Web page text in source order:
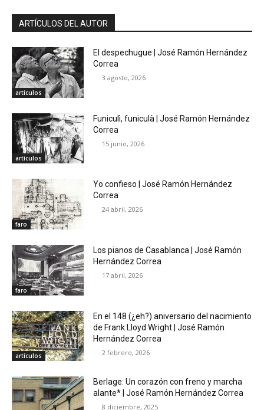
ARTÍCULOS DEL AUTOR
artículos
El despechugue | José Ramón Hernández
Correa
3 agosto, 2026
artículos
Funiculì, funiculà | José Ramón Hernández
Correa
15 junio, 2026
faro
Yo confieso | José Ramón Hernández
Correa
24 abril, 2026
faro
Los pianos de Casablanca | José Ramón
Hernández Correa
17 abril, 2026
artículos
En el 148 (¿eh?) aniversario del nacimiento
de Frank Lloyd Wright | José Ramón
Hernández Correa
2 febrero, 2026
Berlage: Un corazón con freno y marcha
alante* | José Ramón Hernández Correa
8 diciembre, 2025